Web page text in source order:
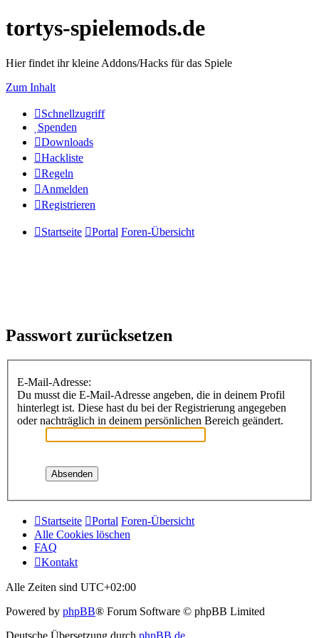
tortys-spielemods.de
Hier findet ihr kleine Addons/Hacks für das Spiele
Zum Inhalt
Schnellzugriff
Spenden
Downloads
Hackliste
Regeln
Anmelden
Registrieren
Startseite Portal Foren-Übersicht
Passwort zurücksetzen
E-Mail-Adresse:
Du musst die E-Mail-Adresse angeben, die in deinem Profil
hinterlegt ist. Diese hast du bei der Registrierung angegeben
oder nachträglich in deinem persönlichen Bereich geändert.
Startseite Portal Foren-Übersicht
Alle Cookies löschen
FAQ
Kontakt
Alle Zeiten sind UTC+02:00
Powered by phpBB® Forum Software © phpBB Limited